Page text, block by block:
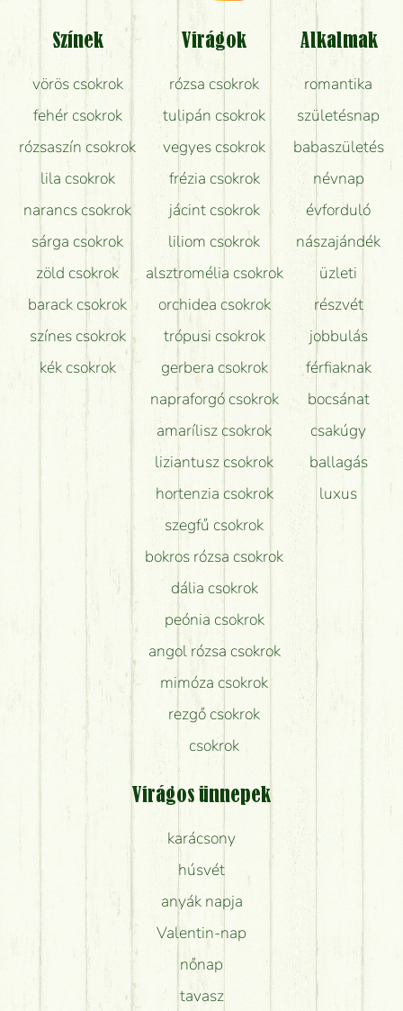
Tényleg azt kapom, ami a képen van?
Mit kell tudni a virágcsokrok szállításáról?
Hogy marad a lehető legtovább friss a csokor?
Tudok adventi koszorút vásárolni boltban?
Színek
vörös csokrok
fehér csokrok
rózsaszín csokrok
lila csokrok
narancs csokrok
sárga csokrok
zöld csokrok
barack csokrok
színes csokrok
kék csokrok
Virágok
rózsa csokrok
tulipán csokrok
vegyes csokrok
frézia csokrok
jácint csokrok
liliom csokrok
alsztromélia csokrok
orchidea csokrok
trópusi csokrok
gerbera csokrok
napraforgó csokrok
amarílisz csokrok
liziantusz csokrok
hortenzia csokrok
szegfű csokrok
bokros rózsa csokrok
dália csokrok
peónia csokrok
angol rózsa csokrok
mimóza csokrok
rezgő csokrok
csokrok
Alkalmak
romantika
születésnap
babaszületés
névnap
évforduló
nászajándék
üzleti
részvét
jobbulás
férfiaknak
bocsánat
csakúgy
ballagás
luxus
Virágos ünnepek
karácsony
húsvét
anyák napja
Valentin-nap
nőnap
tavasz